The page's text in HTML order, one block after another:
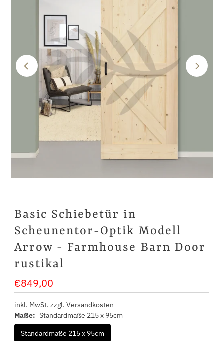
Basic Schiebetür in
Scheunentor-Optik Modell
Arrow - Farmhouse Barn Door
rustikal
Regulärer
Preis
€849,00
inkl. MwSt. zzgl. Versandkosten
Maße: Standardmaße 215 x 95cm
Standardmaße 215 x 95cm